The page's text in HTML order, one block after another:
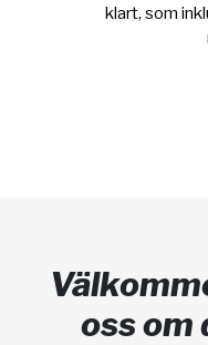
klart, som
oss om